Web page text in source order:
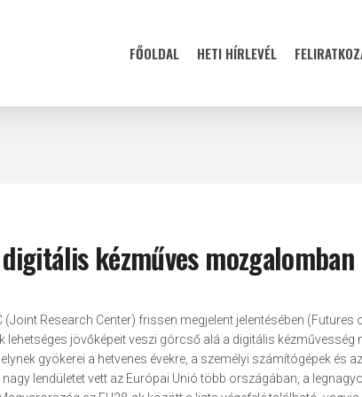
FŐOLDAL HETI HÍRLEVÉL
kézműves
Research Center) frissen megjelent jelentésében (Futures
jövőképeit veszi górcső alá a digitális
gyökerei a hetvenes évekre, a személyi számítógépek és
lendületet vett az Európai Unió több országában, a